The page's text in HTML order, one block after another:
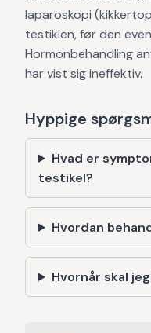
laparoskopi
testiklen, før den
Hormonbehandling
har vist sig ineffektiv.
Hyppige
Hvad er
testikel?
Hvordan
Hvornår skal